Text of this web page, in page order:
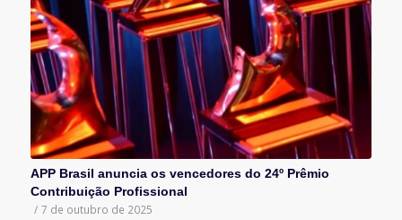
APP Brasil anuncia os vencedores do 24º Prêmio
Contribuição Profissional
/ 7 de outubro de 2025